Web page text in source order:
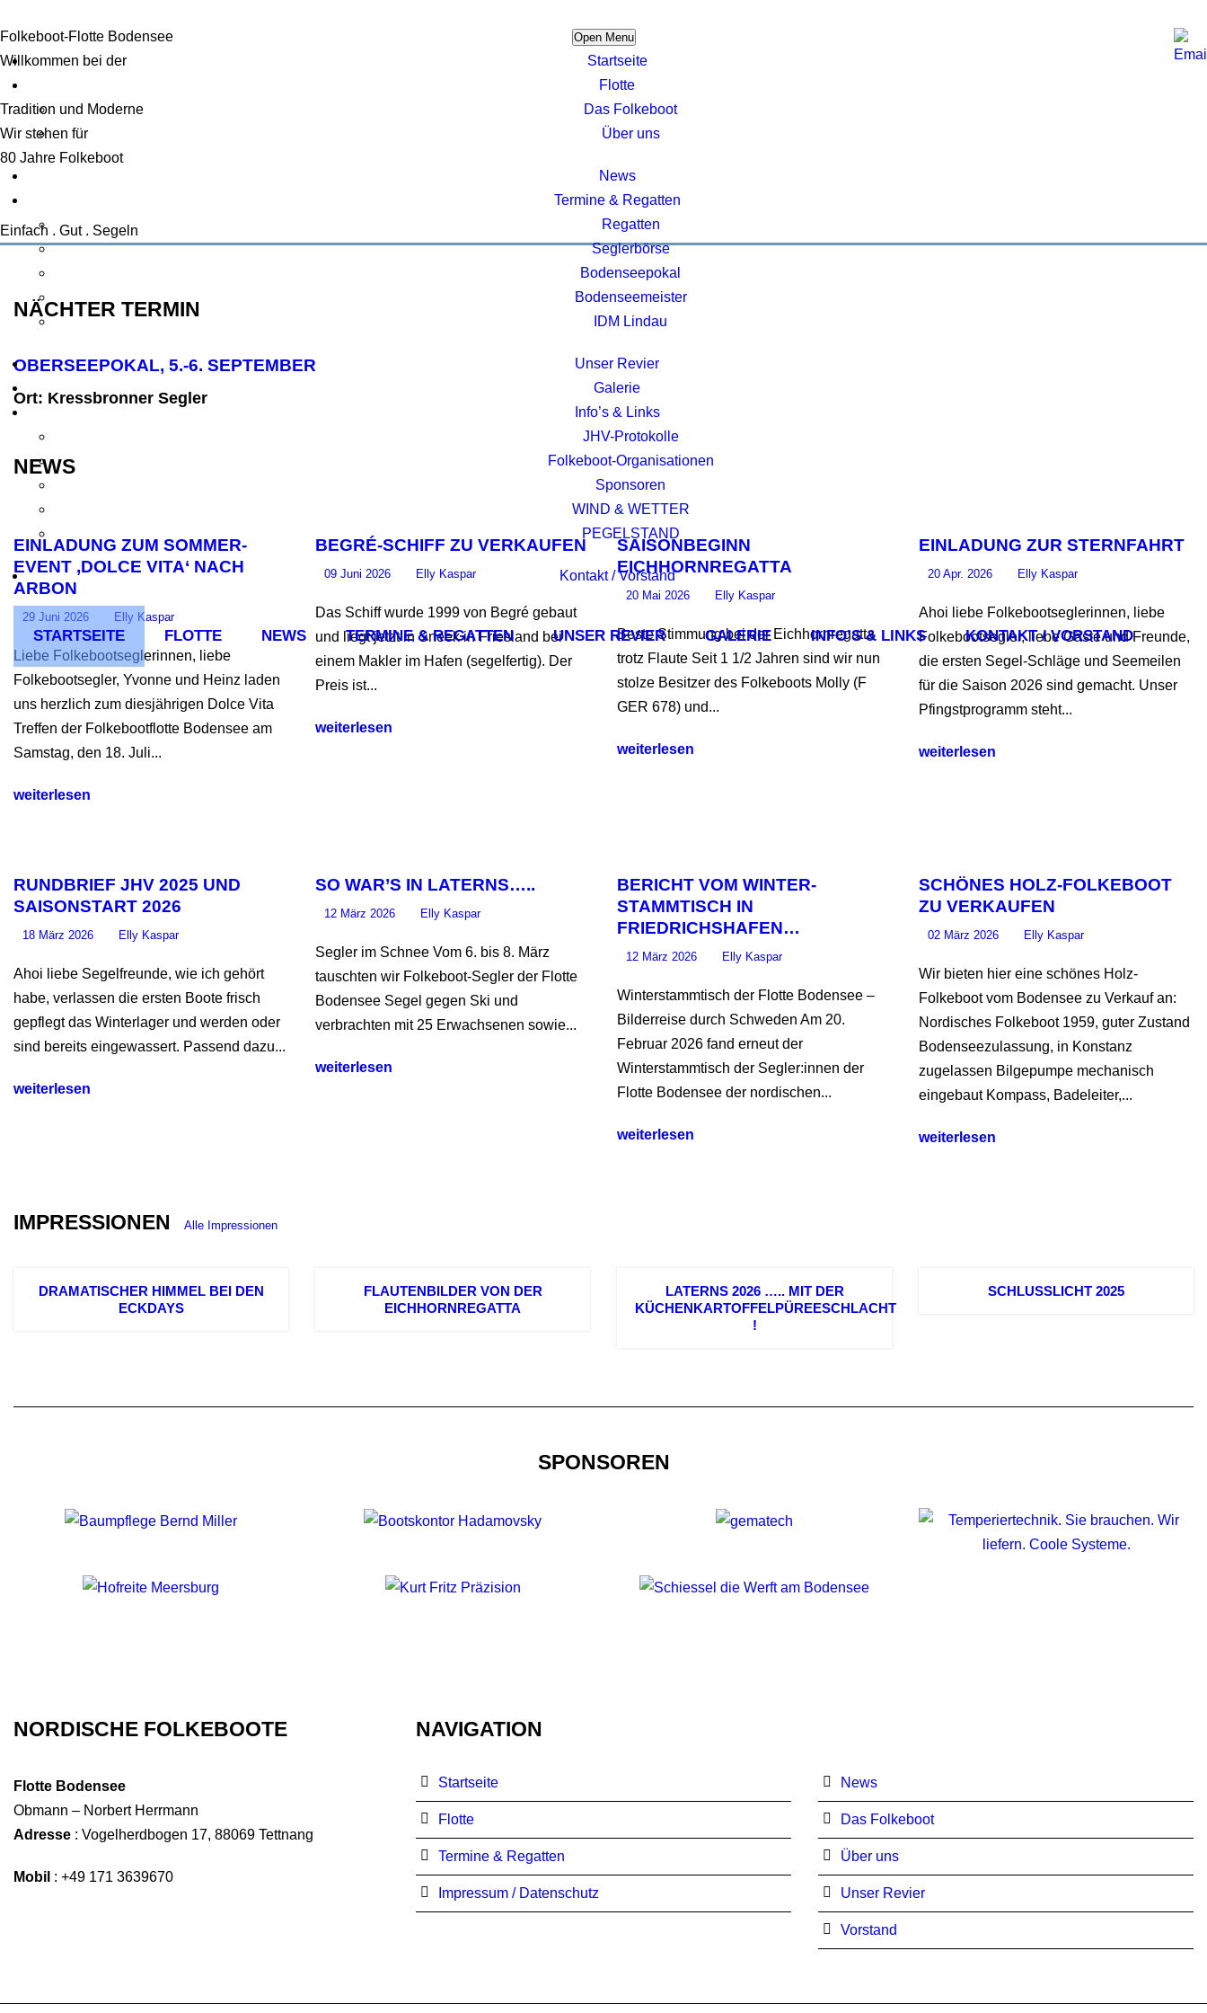
Open Menu
Startseite
Flotte
Das Folkeboot
Über uns
News
Termine & Regatten
Regatten
Seglerbörse
Bodenseepokal
Bodenseemeister
IDM Lindau
Unser Revier
Galerie
Info’s & Links
JHV-Protokolle
Folkeboot-Organisationen
Sponsoren
WIND & WETTER
PEGELSTAND
Kontakt / Vorstand
STARTSEITE FLOTTE NEWS TERMINE & REGATTEN UNSER REVIER GALERIE INFO’S & LINKS KONTAKT / VORSTAND
Folkeboot-Flotte Bodensee
Willkommen bei der
Tradition und Moderne
Wir stehen für
80 Jahre Folkeboot
Einfach . Gut . Segeln
NÄCHTER TERMIN
OBERSEEPOKAL, 5.-6. SEPTEMBER
Ort: Kressbronner Segler
NEWS
EINLADUNG ZUM SOMMER-
EVENT ‚DOLCE VITA‘ NACH
ARBON
29 Juni 2026 Elly Kaspar
Liebe Folkebootseglerinnen, liebe
Folkebootsegler, Yvonne und Heinz laden
uns herzlich zum diesjährigen Dolce Vita
Treffen der Folkebootflotte Bodensee am
Samstag, den 18. Juli...
weiterlesen
BEGRÉ-SCHIFF ZU VERKAUFEN
09 Juni 2026 Elly Kaspar
Das Schiff wurde 1999 von Begré gebaut
und liegt jetzt in Sneek in Friesland bei
einem Makler im Hafen (segelfertig). Der
Preis ist...
weiterlesen
SAISONBEGINN
EICHHORNREGATTA
20 Mai 2026 Elly Kaspar
Beste Stimmung bei der Eichhornregatta
trotz Flaute Seit 1 1/2 Jahren sind wir nun
stolze Besitzer des Folkeboots Molly (F
GER 678) und...
weiterlesen
EINLADUNG ZUR STERNFAHRT
20 Apr. 2026 Elly Kaspar
Ahoi liebe Folkebootseglerinnen, liebe
Folkebootsegler, liebe Gäste und Freunde,
die ersten Segel-Schläge und Seemeilen
für die Saison 2026 sind gemacht. Unser
Pfingstprogramm steht...
weiterlesen
RUNDBRIEF JHV 2025 UND
SAISONSTART 2026
18 März 2026 Elly Kaspar
Ahoi liebe Segelfreunde, wie ich gehört
habe, verlassen die ersten Boote frisch
gepflegt das Winterlager und werden oder
sind bereits eingewassert. Passend dazu...
weiterlesen
SO WAR’S IN LATERNS…..
12 März 2026 Elly Kaspar
Segler im Schnee Vom 6. bis 8. März
tauschten wir Folkeboot-Segler der Flotte
Bodensee Segel gegen Ski und
verbrachten mit 25 Erwachsenen sowie...
weiterlesen
BERICHT VOM WINTER-
STAMMTISCH IN
FRIEDRICHSHAFEN…
12 März 2026 Elly Kaspar
Winterstammtisch der Flotte Bodensee –
Bilderreise durch Schweden Am 20.
Februar 2026 fand erneut der
Winterstammtisch der Segler:innen der
Flotte Bodensee der nordischen...
weiterlesen
SCHÖNES HOLZ-FOLKEBOOT
ZU VERKAUFEN
02 März 2026 Elly Kaspar
Wir bieten hier eine schönes Holz-
Folkeboot vom Bodensee zu Verkauf an:
Nordisches Folkeboot 1959, guter Zustand
Bodenseezulassung, in Konstanz
zugelassen Bilgepumpe mechanisch
eingebaut Kompass, Badeleiter,...
weiterlesen
IMPRESSIONEN Alle Impressionen
DRAMATISCHER HIMMEL BEI DEN
ECKDAYS
FLAUTENBILDER VON DER
EICHHORNREGATTA
LATERNS 2026 ….. MIT DER
KÜCHENKARTOFFELPÜREESCHLACHT
!
SCHLUSSLICHT 2025
SPONSOREN
NORDISCHE FOLKEBOOTE
Flotte Bodensee
Obmann – Norbert Herrmann
Adresse : Vogelherdbogen 17, 88069 Tettnang
Mobil : +49 171 3639670
NAVIGATION
Startseite
Flotte
Termine & Regatten
Impressum / Datenschutz
News
Das Folkeboot
Über uns
Unser Revier
Vorstand